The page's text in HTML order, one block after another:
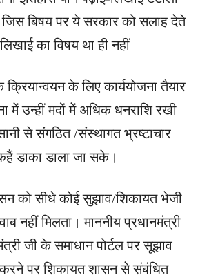
बिषय पर ये सरकार को सलाह देते
का विषय था ही नहीं
के लिए कार्ययोजना तैयार
में उन्हीं मदों में अधिक धनराशि रखी
से संगठित /संस्थागत भ्रष्टाचार
डाका डाला जा सके।
को सीधे कोई सुझाव/शिकायत भेजी
नहीं मिलता। माननीय प्रधानमंत्री
जी के समाधान पोर्टल पर सूझाव
पर शिकायत शासन से संबंधित